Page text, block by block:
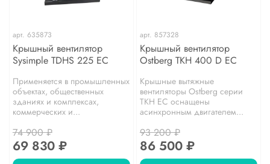
арт. 635873
Крышный вентилятор
Sysimple TDHS 225 EC
Применяется в промышленных
объектах, общественных
зданиях и комплексах,
коммерческих и...
74 900 ₽
69 830 ₽
арт. 857328
Крышный вентилятор
Ostberg TKH 400 D EC
Крышные вытяжные
вентиляторы Ostberg серии
TKH EC оснащены
асинхронным двигателем...
93 200 ₽
86 500 ₽